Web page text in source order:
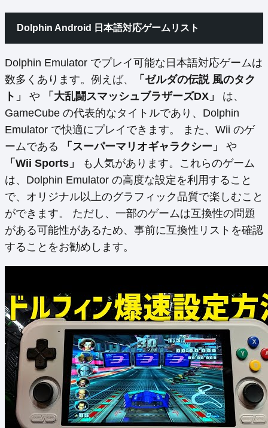
Dolphin Android 日本語対応ゲームリスト
Dolphin Emulator でプレイ可能な日本語対応ゲームは
数多くあります。例えば、
「ゼルダの伝説 風のタク
ト」
や 「大乱闘スマッシュブラザーズDX」
は、
GameCube の代表的なタイトルであり、Dolphin
Emulator で快適にプレイできます。 また、Wii のゲ
ームである
「スーパーマリオギャラクシー」
や
「Wii Sports」
も人気があります。これらのゲーム
は、Dolphin Emulator の高度な設定を利用すること
で、オリジナル以上のグラフィック品質で楽しむこと
ができます。 ただし、一部のゲームは互換性の問題
がある可能性があるため、事前に互換性リストを確認
することをお勧めします。